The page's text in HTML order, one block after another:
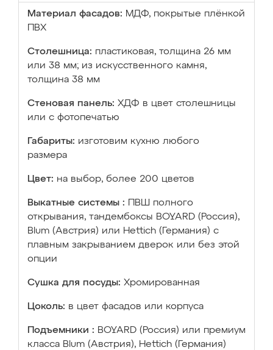
Материал фасадов: МДФ, покрытые плёнкой
ПВХ
Столешница: пластиковая, толщина 26 мм
или 38 мм; из искусственного камня,
толщина 38 мм
Стеновая панель: ХДФ в цвет столешницы
или с фотопечатью
Габариты: изготовим кухню любого
размера
Цвет: на выбор, более 200 цветов
Выкатные системы :
ПВШ полного
открывания, тандембоксы BOYARD (Россия),
Blum (Австрия) или Hettich (Германия) с
плавным закрыванием дверок или без этой
опции
Сушка для посуды: Хромированная
Цоколь: в цвет фасадов или корпуса
Подъемники : BOYARD (Россия) или премиум
класса Blum (Австрия), Hettich (Германия)